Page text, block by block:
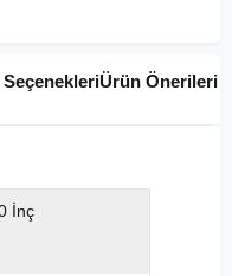
Ürün Önerileri
İnç